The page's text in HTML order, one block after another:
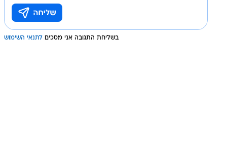
בשליחת התגובה אני מסכים לתנאי השימוש